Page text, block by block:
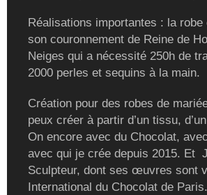
Réalisations importantes : la
son couronnement de Reine de
Neiges qui a nécessité 250h de
2000 perles et sequins à la main.
Création pour des robes de
peux créer à partir d’un tissu,
On encore avec du Chocolat,
avec qui je crée depuis 2015. Et
Sculpteur, dont ses œuvres sont
International du Chocolat de Paris.